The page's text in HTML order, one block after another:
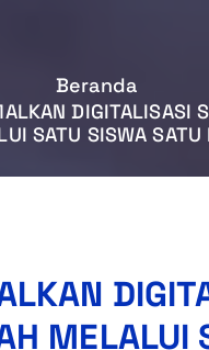
Beranda
DIGITALISASI
SATU SISWA SATU
MELALUI